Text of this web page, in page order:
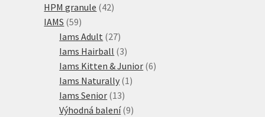
HPM granule 4242
IAMS 5959
produktů
Iams Adult 2727
produktů
Iams Hairball 33
produkty
Iams Kitten & Junior 66
Iams Naturally 1 1
Iams Senior 1313
produktů
Výhodná balení 99